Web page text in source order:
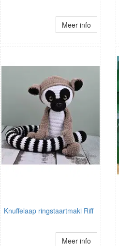
Meer info
Knuffelaap ringstaartmaki Riff
Meer info